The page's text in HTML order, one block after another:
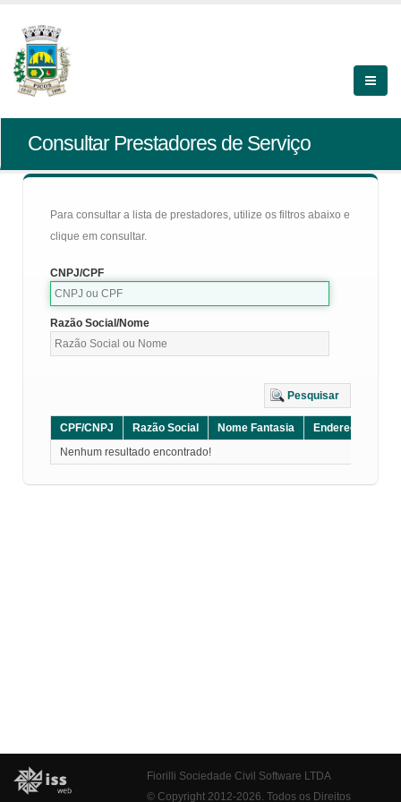
Consultar Prestadores de Serviço
Para consultar a lista de prestadores, utilize os filtros abaixo e
clique em consultar.
CNPJ/CPF
Razão Social/Nome
Pesquisar
CPF/CNPJ Razão Social Nome Fantasia Endereço
Nenhum resultado encontrado!
Fiorilli Sociedade Civil Software LTDA
© Copyright 2012-2026. Todos os Direitos